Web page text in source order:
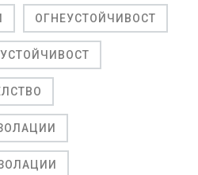
ОГНЕУСТОЙЧИВОСТ